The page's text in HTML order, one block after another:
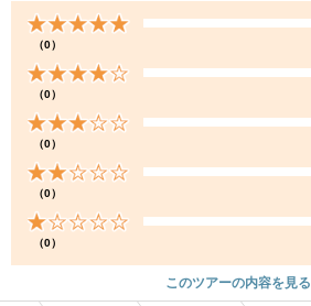
（0）
（0）
（0）
（0）
（0）
このツアーの内容を見る